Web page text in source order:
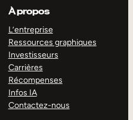
À propos
L’entreprise
Ressources graphiques
Investisseurs
Carrières
Récompenses
Infos IA
Contactez-nous